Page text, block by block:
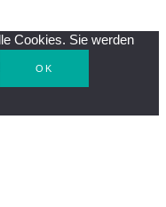
Cookies. Sie werden
OK